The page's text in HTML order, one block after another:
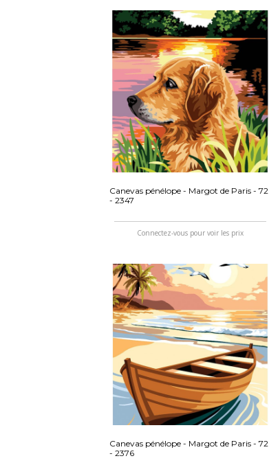
Canevas pénélope - Margot de Paris - 72
- 2347
Connectez-vous pour voir les prix
Canevas pénélope - Margot de Paris - 72
- 2376